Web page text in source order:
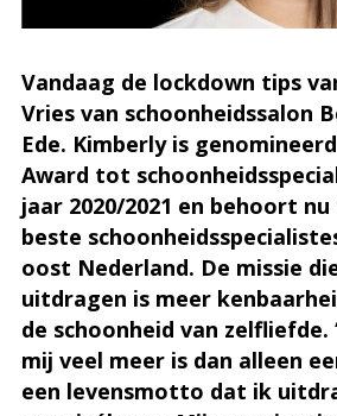
Vandaag de lockdown tips
Vries van schoonheidssalon
Ede. Kimberly is
Award tot
jaar 2020/2021 en behoort
beste
oost Nederland. De missie
uitdragen is meer
de schoonheid van
mij veel meer is dan alleen
een levensmotto dat ik